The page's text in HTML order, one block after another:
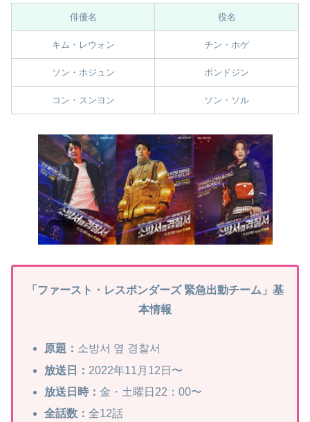
俳優名 役名
キム・レウォン チン・ホゲ
ソン・ホジュン ポンドジン
コン・スンヨン ソン・ソル
「ファースト・レスポンダーズ 緊急出動チーム」基
本情報
原題： 소방서 옆 경찰서
放送日： 2022年11月12日〜
放送日時：金・土曜日22：00〜
全話数：全12話